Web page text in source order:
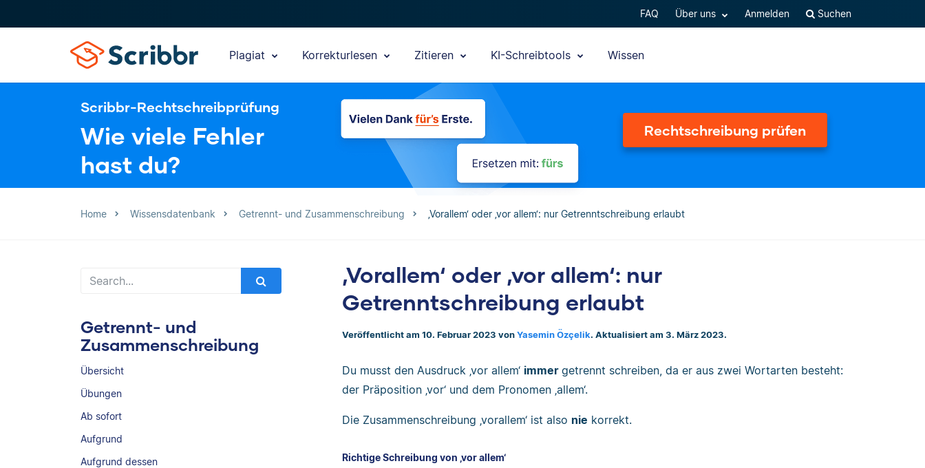
FAQ Über uns Anmelden Suchen
Plagiat Korrekturlesen Zitieren KI-Schreibtools Wissen
Scribbr-Rechtschreibprüfung
Wie viele Fehler
hast du?
Rechtschreibung prüfen
Home Wissensdatenbank Getrennt- und Zusammenschreibung ‚Vorallem‘ oder ‚vor allem‘: nur Getrenntschreibung erlaubt
Getrennt- und
Zusammenschreibung
Übersicht
Übungen
Ab sofort
Aufgrund
Aufgrund dessen
‚Vorallem‘ oder ‚vor allem‘: nur
Getrenntschreibung erlaubt
Veröffentlicht am 10. Februar 2023 von Yasemin Özçelik. Aktualisiert am 3. März 2023.
Du musst den Ausdruck ‚vor allem‘ immer getrennt schreiben, da er aus zwei Wortarten besteht:
der Präposition ‚vor‘ und dem Pronomen ‚allem‘.
Die Zusammenschreibung ‚vorallem‘ ist also nie korrekt.
Richtige Schreibung von ‚vor allem‘